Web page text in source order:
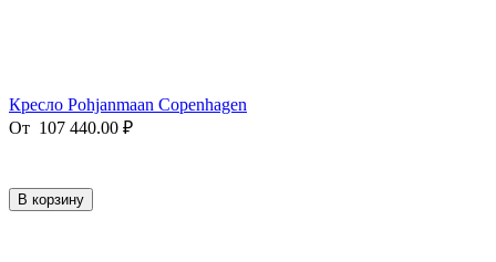
Кресло Pohjanmaan Copenhagen
От 107 440.00 ₽
В корзину